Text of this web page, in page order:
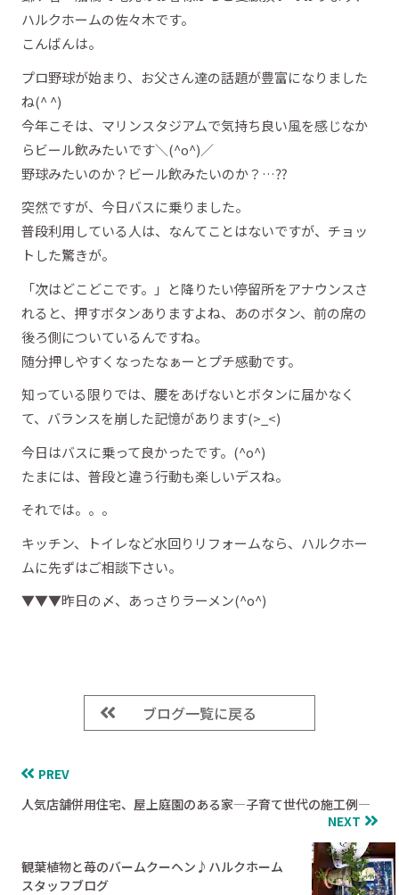
ハルクホームの佐々木です。
こんばんは。
プロ野球が始まり、お父さん達の話題が豊富になりました
ね(^ ^)
今年こそは、マリンスタジアムで気持ち良い風を感じなか
らビール飲みたいです＼(^o^)／
野球みたいのか？ビール飲みたいのか？…⁇
突然ですが、今日バスに乗りました。
普段利用している人は、なんてことはないですが、チョッ
トした驚きが。
「次はどこどこです。」と降りたい停留所をアナウンスさ
れると、押すボタンありますよね、あのボタン、前の席の
後ろ側についているんですね。
随分押しやすくなったなぁーとプチ感動です。
知っている限りでは、腰をあげないとボタンに届かなく
て、バランスを崩した記憶があります(>_<)
今日はバスに乗って良かったです。(^o^)
たまには、普段と違う行動も楽しいデスね。
それでは。。。
キッチン、トイレなど水回りリフォームなら、ハルクホー
ムに先ずはご相談下さい。
▼▼▼昨日の〆、あっさりラーメン(^o^)
ブログ一覧に戻る
PREV
人気店舗併用住宅、屋上庭園のある家―子育て世代の施工例―
NEXT
観葉植物と苺のバームクーヘン♪ハルクホーム
スタッフブログ